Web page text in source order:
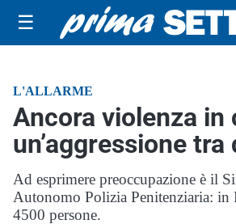
☰
L'ALLARME
Ancora violenza in
un’aggressione
Ad esprimere preoccupazione è il
Autonomo Polizia Penitenziaria: in
4500 persone.